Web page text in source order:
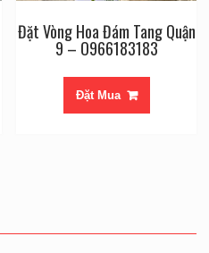
Đặt Vòng Hoa Đám Tang Quận
9 – O966183183
Đặt Mua